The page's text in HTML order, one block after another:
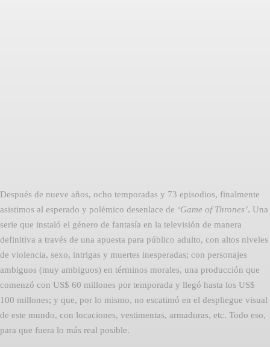
Después de nueve años, ocho temporadas y 73 episodios, finalmente
asistimos al esperado y polémico desenlace de ‘Game of Thrones’. Una
serie que instaló el género de fantasía en la televisión de manera
definitiva a través de una apuesta para público adulto, con altos niveles
de violencia, sexo, intrigas y muertes inesperadas; con personajes
ambiguos (muy ambiguos) en términos morales, una producción que
comenzó con US$ 60 millones por temporada y llegó hasta los US$
100 millones; y que, por lo mismo, no escatimó en el despliegue visual
de este mundo, con locaciones, vestimentas, armaduras, etc. Todo eso,
para que fuera lo más real posible.